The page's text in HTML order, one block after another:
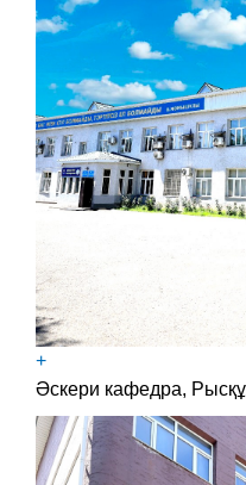
+
Әскери кафедра,